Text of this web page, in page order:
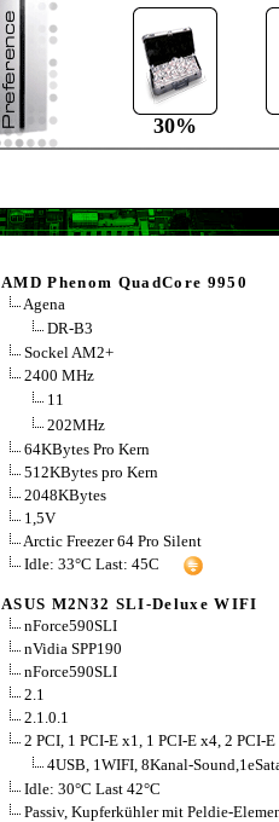
30%
AMD Phenom QuadCore 9950
Agena
DR-B3
Sockel AM2+
2400 MHz
11
202MHz
64KBytes Pro Kern
512KBytes pro Kern
2048KBytes
1,5V
Arctic Freezer 64 Pro Silent
Idle: 33°C Last: 45C
ASUS M2N32 SLI-Deluxe WIFI
nForce590SLI
nVidia SPP190
nForce590SLI
2.1
2.1.0.1
2 PCI, 1 PCI-E x1, 1 PCI-E x4, 2 PCI-
4USB, 1WIFI, 8Kanal-
Idle: 30°C Last 42°C
Passiv, Kupferkühler mit Peldie-